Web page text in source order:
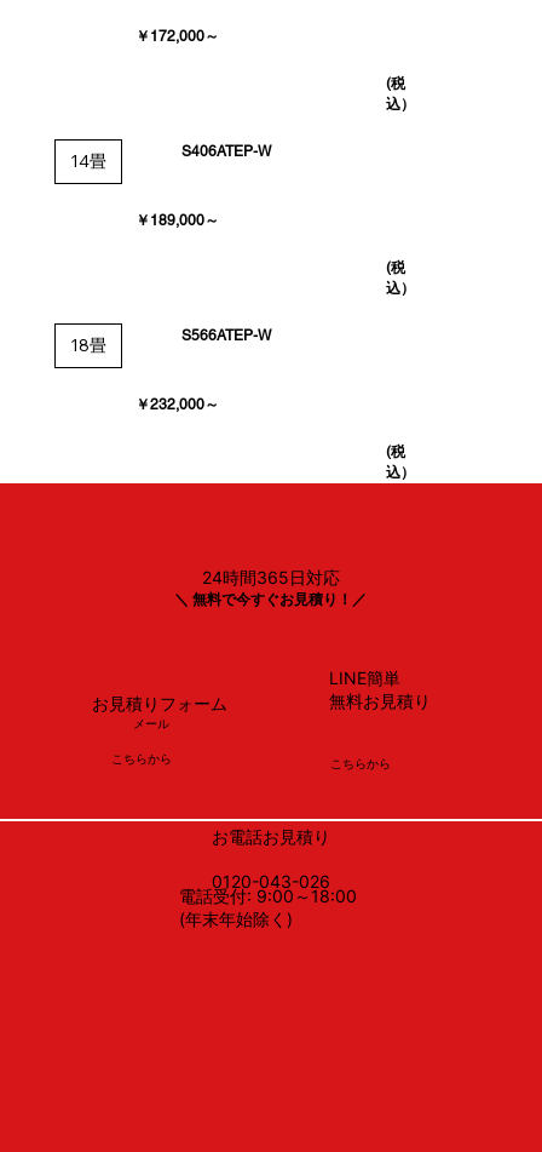
￥172,000～
(税
込）
14畳 S406ATEP-W
￥189,000～
(税
込）
18畳 S566ATEP-W
￥232,000～
(税
込）
LINE簡単
無料お見積り
​こちらから
0120-043-026
お電話お見積り
電話受付: 9:00～18:00
(年末年始除く)
お見積りフォーム
​こちらから
メール
＼ 無料で今すぐお見積り！／
24時間365日対応